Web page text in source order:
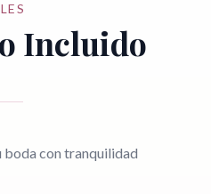
Incluido
boda con tranquilidad